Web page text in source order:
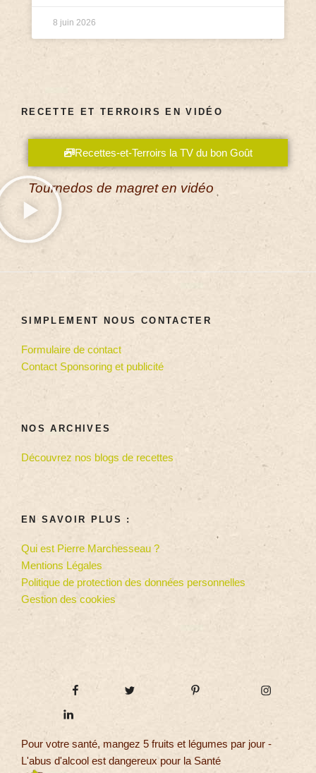
8 juin 2026
RECETTE ET TERROIRS EN VIDÉO
Recettes-et-Terroirs la TV du bon Goût
Tournedos de magret en vidéo
SIMPLEMENT NOUS CONTACTER
Formulaire de contact
Contact Sponsoring et publicité
NOS ARCHIVES
Découvrez nos blogs de recettes
EN SAVOIR PLUS :
Qui est Pierre Marchesseau ?
Mentions Légales
Politique de protection des données personnelles
Gestion des cookies
Pour votre santé, mangez 5 fruits et légumes par jour -
L'abus d'alcool est dangereux pour la Santé